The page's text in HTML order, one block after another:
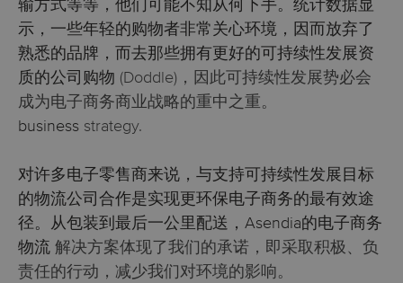
输方式等等，他们可能不知从何下手。统计数据显
示，一些年轻的购物者非常关心环境，因而放弃了
熟悉的品牌，而去那些拥有更好的可持续性发展资
质的公司购物 (Doddle)，因此可持续性发展势必会
成为电子商务商业战略的重中之重。
business strategy.
对许多电子零售商来说，与支持可持续性发展目标
的物流公司合作是实现更环保电子商务的最有效途
径。从包装到最后一公里配送，Asendia的电子商务
物流 解决方案体现了我们的承诺，即采取积极、负
责任的行动，减少我们对环境的影响。